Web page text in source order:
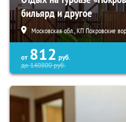
бильярд и другое
Московская обл., КП Покровские
от 812 руб.
до140800руб.